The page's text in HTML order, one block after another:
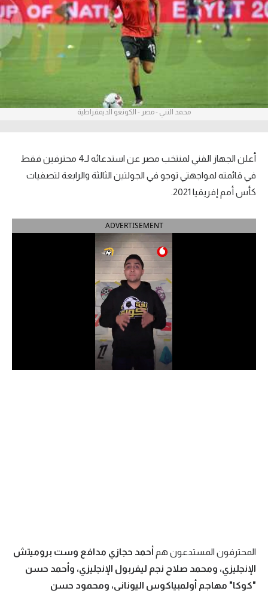
آراء حرة
ركن الألعاب
الدوري الإنجليزي الممتاز
الدوري الإسباني
الدوري السعودي للمحترفين
سعودي في الجول
الدوري الإنجليزي
محمد النني - مصر - الكونغو الديمقراطية
أعلن الجهاز الفني لمنتخب مصر عن استدعائه لـ4 محترفين فقط
في قائمته لمواجهتي توجو في الجولتين الثالثة والرابعة لتصفيات
كأس أمم إفريقيا 2021.
ADVERTISEMENT
المحترفون المستدعون هم أحمد حجازي مدافع وست بروميتش
الإنجليزي، ومحمد صلاح نجم ليفربول الإنجليزي، وأحمد حسن
"كوكا" مهاجم أولمبياكوس اليوناني، ومحمود حسن